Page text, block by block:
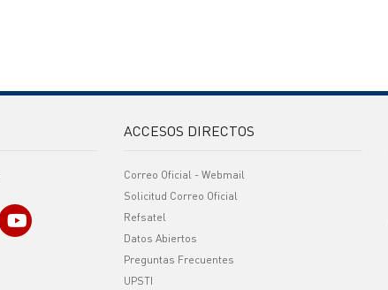
ACCESOS DIRECTOS
Correo Oficial - Webmail
Solicitud Correo Oficial
Refsatel
Datos Abiertos
Preguntas Frecuentes
UPSTI